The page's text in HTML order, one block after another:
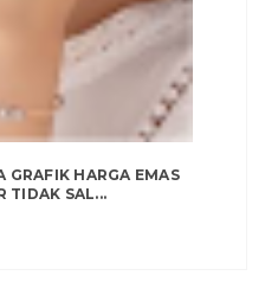
GRAFIK HARGA EMAS
TIDAK SAL...